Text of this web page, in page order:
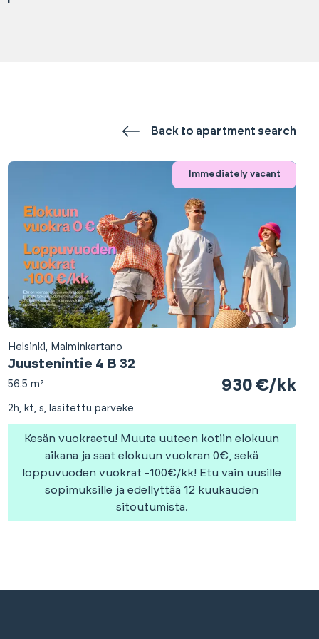
Back to apartment search
Immediately vacant
Helsinki, Malminkartano
Juustenintie 4 B 32
56.5 m² 930 €/kk
2h, kt, s, lasitettu parveke
Kesän vuokraetu! Muuta uuteen kotiin elokuun
aikana ja saat elokuun vuokran 0€, sekä
loppuvuoden vuokrat -100€/kk! Etu vain uusille
sopimuksille ja edellyttää 12 kuukauden
sitoutumista.